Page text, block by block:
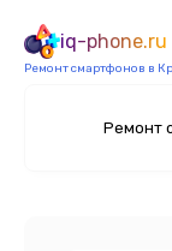
iq-phone.ru
Ремонт смартфонов в
Ремонт